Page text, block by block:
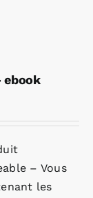
ebook
– Vous
les